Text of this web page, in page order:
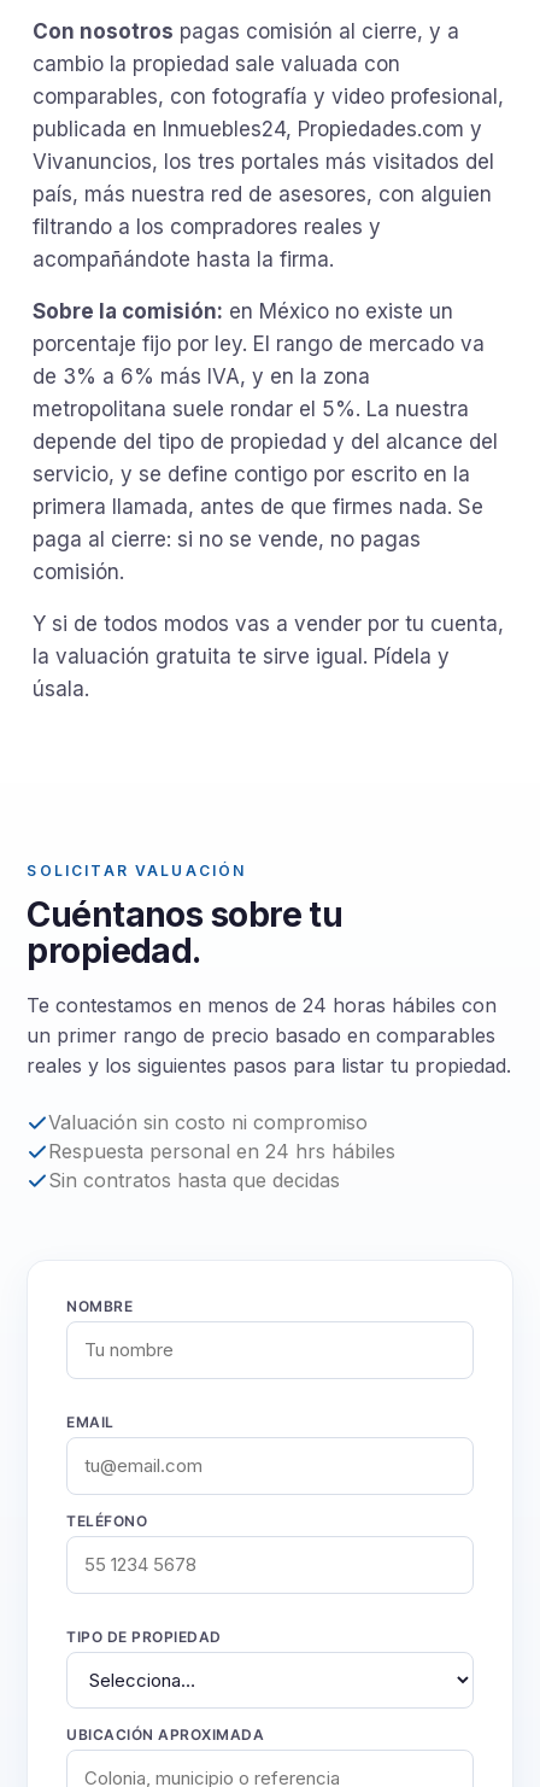
Con nosotros pagas comisión al cierre, y a
cambio la propiedad sale valuada con
comparables, con fotografía y video profesional,
publicada en Inmuebles24, Propiedades.com y
Vivanuncios, los tres portales más visitados del
país, más nuestra red de asesores, con alguien
filtrando a los compradores reales y
acompañándote hasta la firma.
Sobre la comisión: en México no existe un
porcentaje fijo por ley. El rango de mercado va
de 3% a 6% más IVA, y en la zona
metropolitana suele rondar el 5%. La nuestra
depende del tipo de propiedad y del alcance del
servicio, y se define contigo por escrito en la
primera llamada, antes de que firmes nada. Se
paga al cierre: si no se vende, no pagas
comisión.
Y si de todos modos vas a vender por tu cuenta,
la valuación gratuita te sirve igual. Pídela y
úsala.
SOLICITAR VALUACIÓN
Cuéntanos sobre tu
propiedad.
Te contestamos en menos de 24 horas hábiles con
un primer rango de precio basado en comparables
reales y los siguientes pasos para listar tu propiedad.
Valuación sin costo ni compromiso
Respuesta personal en 24 hrs hábiles
Sin contratos hasta que decidas
NOMBRE
EMAIL
TELÉFONO
TIPO DE PROPIEDAD
UBICACIÓN APROXIMADA